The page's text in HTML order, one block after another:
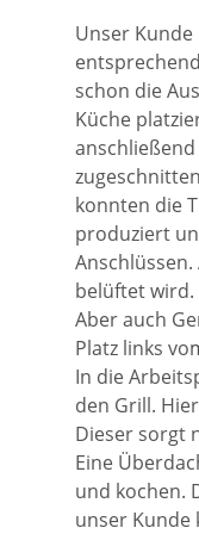
Unser
schon die
Küche
konnten die
produziert
belüftet wird.
Aber auch
Platz links
In die
den Grill.
Dieser sorgt
Eine
und kochen.
unser Kunde